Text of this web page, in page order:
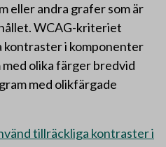
eller andra grafer som är
WCAG-kriteriet
kontraster i komponenter
olika färger bredvid
med olikfärgade
tillräckliga kontraster i